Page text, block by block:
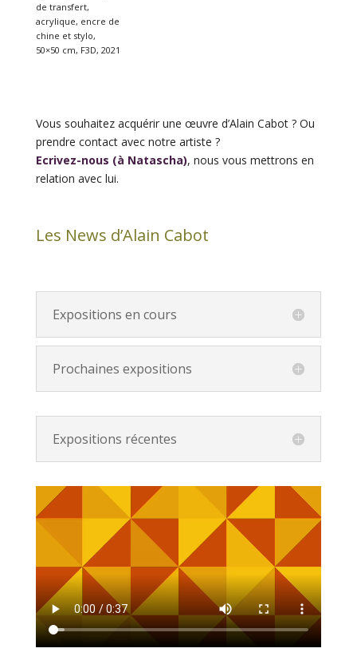
de transfert,
acrylique, encre de
chine et stylo,
50×50 cm, F3D, 2021
Vous souhaitez acquérir une œuvre d’Alain Cabot ? Ou
prendre contact avec notre artiste ?
Ecrivez-nous (à Natascha), nous vous mettrons en
relation avec lui.
Les News d’Alain Cabot
Expositions en cours
Prochaines expositions
Expositions récentes